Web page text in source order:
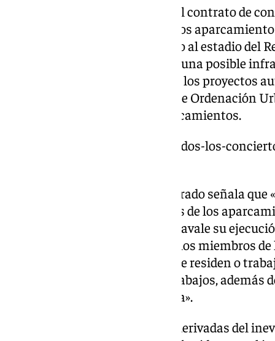
Ayuntamiento que autorizaba el contrato de
construcción y explotación de los
Bernabéu y Padre Damián, junto al estadio del
sustentaban su pretensión por una posible
Administración al sostener que los proyectos
Urbanísticas del Plan General de Ordenación
relativo al uso de garajes y aparcamientos.
https://www.101tv.es/suspendidos-los-
En la argumentación, el magistrado señala que
que la continuación de las obras de los
careciendo de autorización que avale su
causa de perjuicio no solo para los miembros
también para todos aquellos que residen o
que se están realizando tales trabajos, además
tengan que transitar por la zona».
Incide en «todas las molestias derivadas del